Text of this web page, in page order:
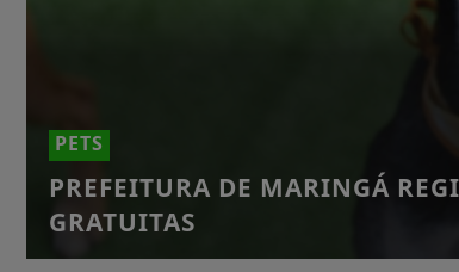
PETS
PREFEITURA DE MARINGÁ
GRATUITAS